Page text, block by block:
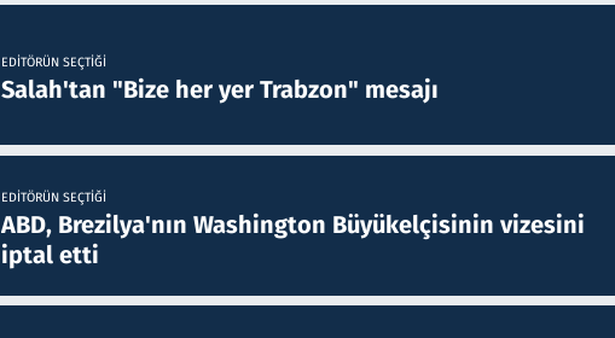
EDITÖRÜN SEÇTIĞI
Salah'tan "Bize her yer Trabzon" mesajı
EDITÖRÜN SEÇTIĞI
ABD, Brezilya'nın Washington Büyükelçisinin vizesini
iptal etti